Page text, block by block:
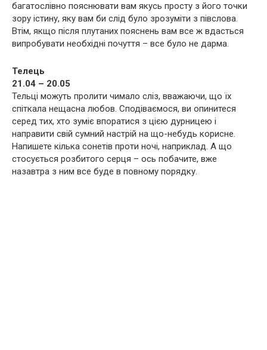
багатослівно пояснювати вам якусь просту з його точки
зору істину, яку вам би слід було зрозуміти з півслова.
Втім, якщо після плутаних пояснень вам все ж вдасться
випробувати необхідні почуття – все було не дарма.
Телець
21.04 – 20.05
Тельці можуть пролити чимало сліз, вважаючи, що їх
спіткала нещасна любов. Сподіваємося, ви опинитеся
серед тих, хто зуміє впоратися з цією дурницею і
направити свій сумний настрій на що-небудь корисне.
Напишете кілька сонетів проти ночі, наприклад. А що
стосується розбитого серця – ось побачите, вже
назавтра з ним все буде в повному порядку.